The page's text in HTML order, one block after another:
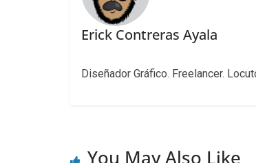
Erick Contreras Ayala
Diseñador Gráfico. Freelancer.
You May Also Like